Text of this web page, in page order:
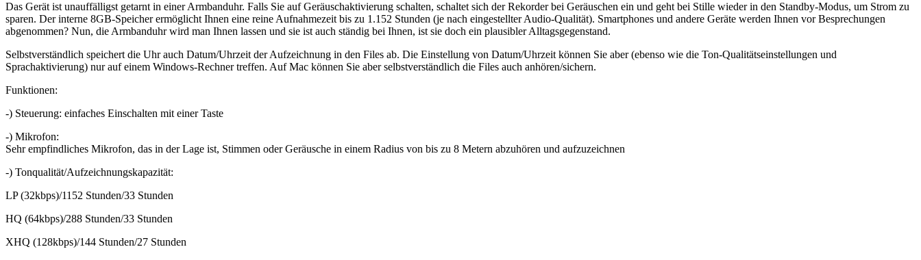
Das Gerät ist unauffälligst getarnt in einer Armbanduhr. Falls Sie auf Geräuschaktivierung schalten, schaltet sich der Rekorder bei Geräuschen ein und geht bei Stille wieder in den Standby-Modus, um Strom zu
sparen. Der interne 8GB-Speicher ermöglicht Ihnen eine reine Aufnahmezeit bis zu 1.152 Stunden (je nach eingestellter Audio-Qualität). Smartphones und andere Geräte werden Ihnen vor Besprechungen
abgenommen? Nun, die Armbanduhr wird man Ihnen lassen und sie ist auch ständig bei Ihnen, ist sie doch ein plausibler Alltagsgegenstand.
Selbstverständlich speichert die Uhr auch Datum/Uhrzeit der Aufzeichnung in den Files ab. Die Einstellung von Datum/Uhrzeit können Sie aber (ebenso wie die Ton-Qualitätseinstellungen und
Sprachaktivierung) nur auf einem Windows-Rechner treffen. Auf Mac können Sie aber selbstverständlich die Files auch anhören/sichern.
Funktionen:
-) Steuerung: einfaches Einschalten mit einer Taste
-) Mikrofon:
Sehr empfindliches Mikrofon, das in der Lage ist, Stimmen oder Geräusche in einem Radius von bis zu 8 Metern abzuhören und aufzuzeichnen
-) Tonqualität/Aufzeichnungskapazität:
LP (32kbps)/1152 Stunden/33 Stunden
HQ (64kbps)/288 Stunden/33 Stunden
XHQ (128kbps)/144 Stunden/27 Stunden